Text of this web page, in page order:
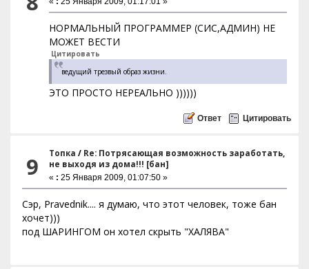
НОРМАЛЬНЫЙ ПРОГРАММЕР (СИС,АДМИН) НЕ
МОЖЕТ ВЕСТИ
Цитировать
ведущий трезвый образ жизни.
ЭТО ПРОСТО НЕРЕАЛЬНО ))))))
Ответ Цитировать
9 Топка / Re: Потрясающая возможность заработать,
не выходя из дома!!! [бан]
« : 25 Января 2009, 01:07:50 »
Сэр, Pravednik.... я думаю, что этот человек, тоже бан
хочет)))
под ШАРИНГОМ он хотел скрыть "ХАЛЯВА"